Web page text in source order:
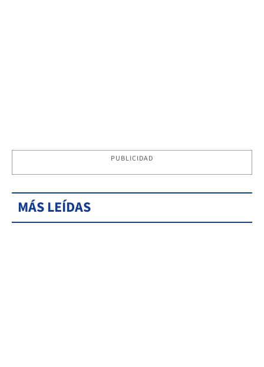
PUBLICIDAD
MÁS LEÍDAS